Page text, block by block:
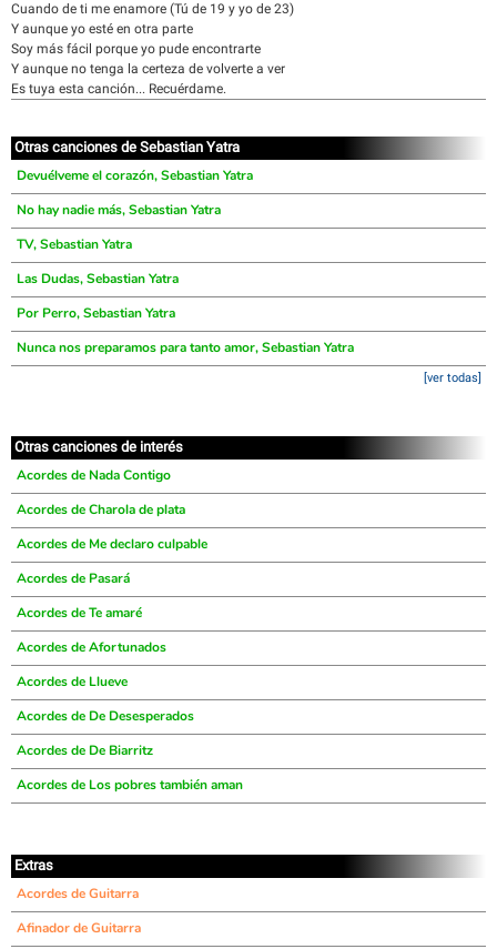
Cuando de ti me enamore (Tú de 19 y yo de 23)
Y aunque yo esté en otra parte
Soy más fácil porque yo pude encontrarte
Y aunque no tenga la certeza de volverte a ver
Es tuya esta canción... Recuérdame.
Otras canciones de Sebastian Yatra
Devuélveme el corazón, Sebastian Yatra
No hay nadie más, Sebastian Yatra
TV, Sebastian Yatra
Las Dudas, Sebastian Yatra
Por Perro, Sebastian Yatra
Nunca nos preparamos para tanto amor, Sebastian Yatra
[ver todas]
Otras canciones de interés
Acordes de Nada Contigo
Acordes de Charola de plata
Acordes de Me declaro culpable
Acordes de Pasará
Acordes de Te amaré
Acordes de Afortunados
Acordes de Llueve
Acordes de De Desesperados
Acordes de De Biarritz
Acordes de Los pobres también aman
Extras
Acordes de Guitarra
Afinador de Guitarra